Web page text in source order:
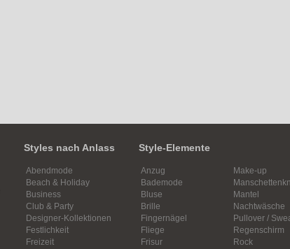
Styles nach Anlass
Abendmode
Beach & Holiday
Business
Club & Party
Designer-Kollektionen
Festlichkeit
Freizeit
Style-Elemente
Anzug
Bademode
Bluse
Brille
Fingernägel
Fliege
Frisur
Make-up
Mantel
Nachtwäsche
Pullover /
Regenschirm
Rock